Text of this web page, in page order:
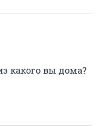
какого вы дома?